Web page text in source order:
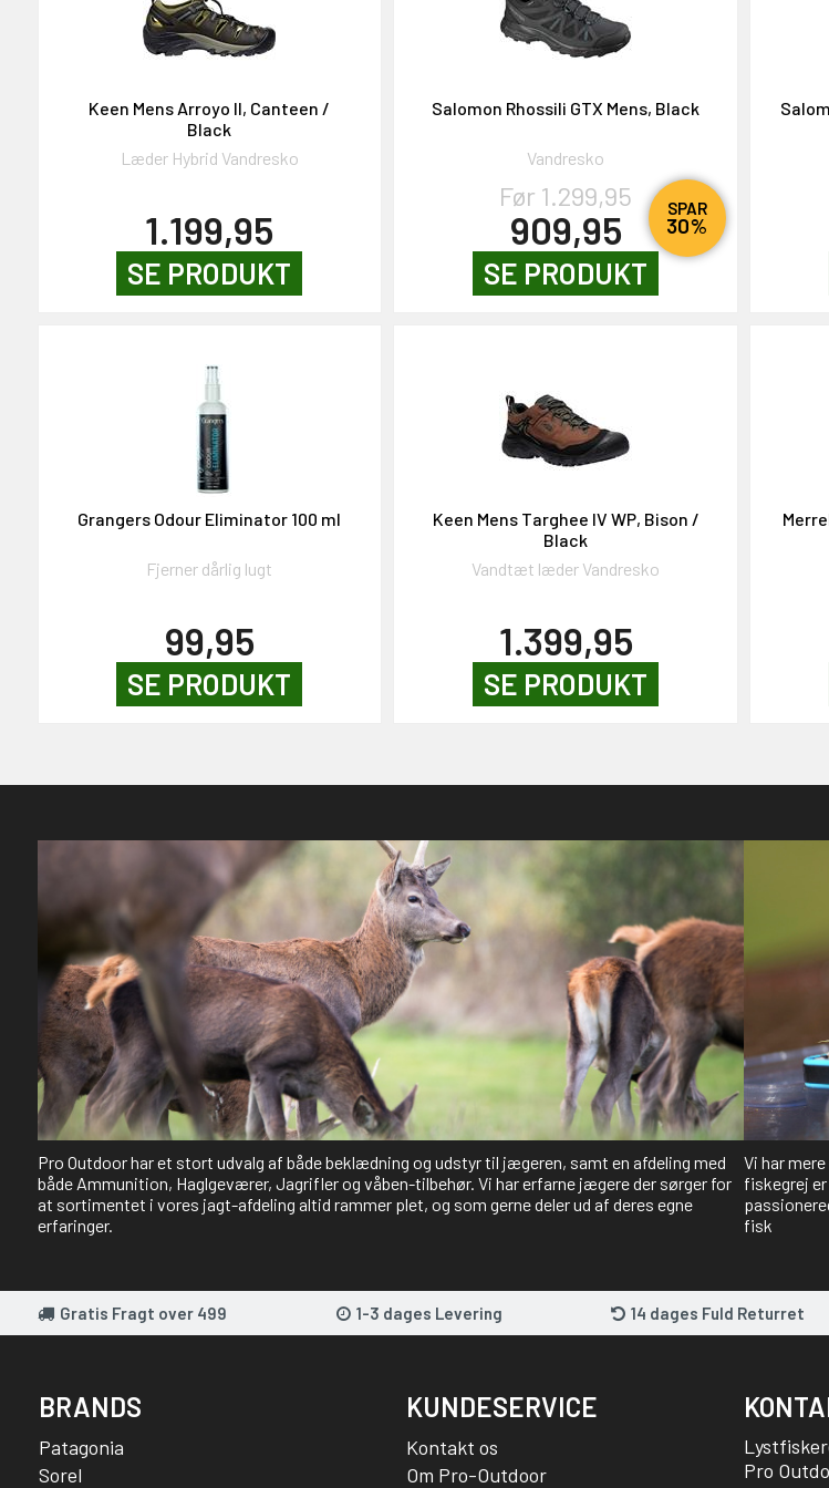
Keen Mens Arroyo II, Canteen /
Black
Læder Hybrid Vandresko
1.199,95
SE PRODUKT
SPAR
30%
Salomon Rhossili GTX Mens, Black
Vandresko
Før 1.299,95
909,95
SE PRODUKT
Grangers Odour Eliminator 100 ml
Fjerner dårlig lugt
99,95
SE PRODUKT
Keen Mens Targhee IV WP, Bison /
Black
Vandtæt læder Vandresko
1.399,95
SE PRODUKT
Pro Outdoor har et stort udvalg af både beklædning og udstyr til jægeren, samt en afdeling med
både Ammunition, Haglgeværer, Jagrifler og våben-tilbehør. Vi har erfarne jægere der sørger for
at sortimentet i vores jagt-afdeling altid rammer plet, og som gerne deler ud af deres egne
erfaringer.
Vi har
fiskegrej
fisk
Gratis Fragt over 499 1-3 dages Levering 14 dages Fuld Returret
BRANDS
Patagonia
Sorel
KUNDESERVICE
Kontakt os
Om Pro-Outdoor
Pro
NEJ TAK!